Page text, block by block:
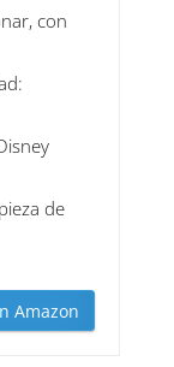
con
de
Amazon